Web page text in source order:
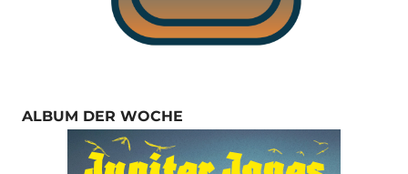
ALBUM DER WOCHE